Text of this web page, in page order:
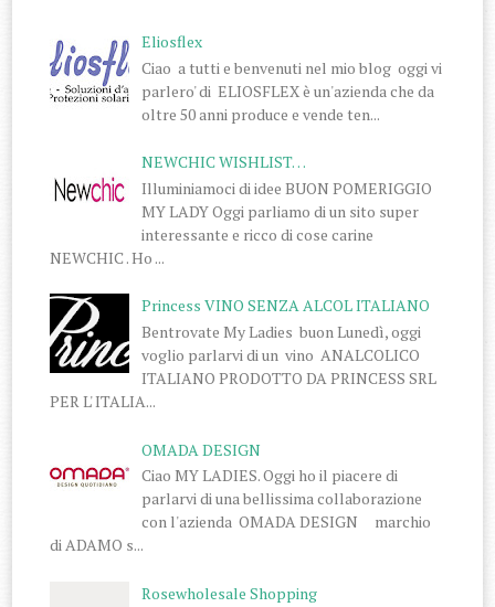
Eliosflex
Ciao a tutti e benvenuti nel mio blog oggi vi
parlero' di ELIOSFLEX è un'azienda che da
oltre 50 anni produce e vende ten...
NEWCHIC WISHLIST…
Illuminiamoci di idee BUON POMERIGGIO
MY LADY Oggi parliamo di un sito super
interessante e ricco di cose carine
NEWCHIC . Ho ...
Princess VINO SENZA ALCOL ITALIANO
Bentrovate My Ladies buon Lunedì, oggi
voglio parlarvi di un vino ANALCOLICO
ITALIANO PRODOTTO DA PRINCESS SRL
PER L' ITALIA...
OMADA DESIGN
Ciao MY LADIES. Oggi ho il piacere di
parlarvi di una bellissima collaborazione
con l'azienda OMADA DESIGN marchio
di ADAMO s...
Rosewholesale Shopping